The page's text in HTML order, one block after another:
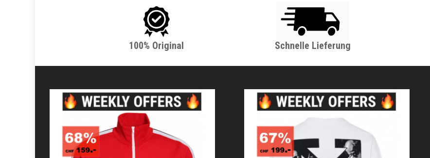
100% Original Schnelle Lieferung